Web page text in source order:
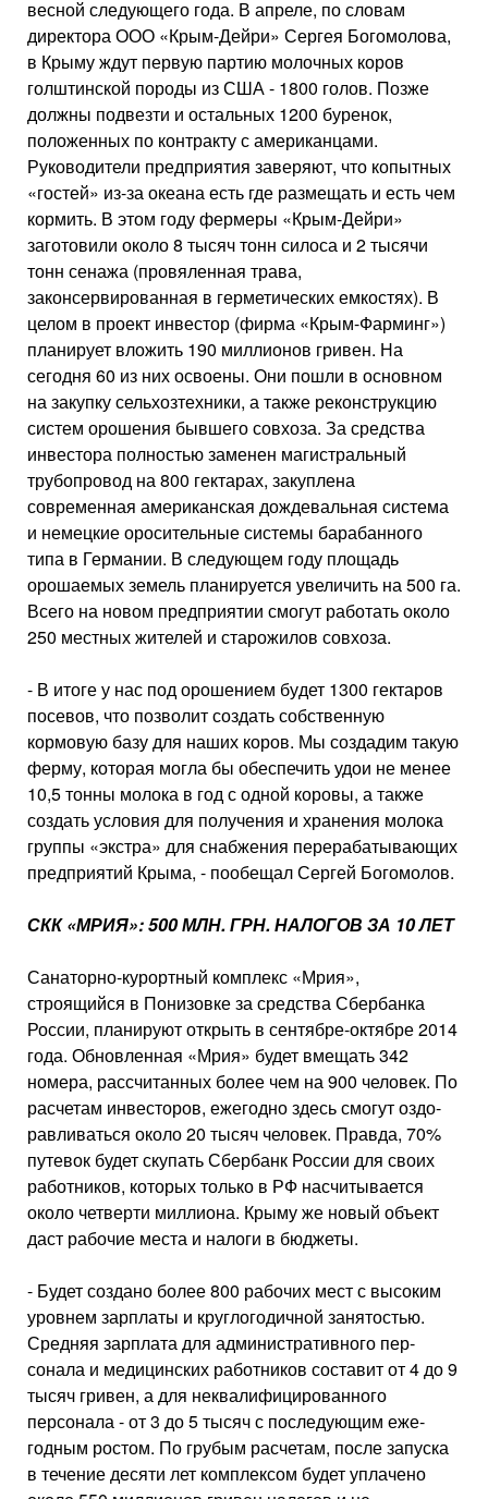
весной следующего года. В апреле, по словам
директора ООО «Крым-Дейри» Сергея Богомолова,
в Крыму ждут первую партию молоч­ных коров
голштинской породы из США - 1800 голов. Позже
должны подвезти и остальных 1200 буренок,
положенных по контракту с амери­канцами.
Руководители предприя­тия заверяют, что копытных
«гостей» из-за океана есть где размещать и есть чем
кормить. В этом году фер­меры «Крым-Дейри»
заготовили около 8 тысяч тонн силоса и 2 ты­сячи
тонн сенажа (провяленная тра­ва,
законсервированная в гермети­ческих емкостях). В
целом в проект инвестор (фирма «Крым-Фарминг»)
планирует вложить 190 миллионов гривен. На
сегодня 60 из них освое­ны. Они пошли в основном
на закуп­ку сельхозтехники, а также рекон­струкцию
систем орошения бывше­го совхоза. За средства
инвестора полностью заменен магистральный
трубопровод на 800 гектарах, заку­плена
современная американская дождевальная система
и немецкие оросительные системы барабанного
типа в Германии. В следующем году площадь
орошаемых земель плани­руется увеличить на 500 га.
Всего на новом предприятии смогут работать около
250 местных жителей и старо­жилов совхоза.
- В итоге у нас под орошением бу­дет 1300 гектаров
посевов, что позво­лит создать собственную
кормовую базу для наших коров. Мы создадим такую
ферму, которая могла бы обе­спечить удои не менее
10,5 тонны молока в год с одной коровы, а так­же
создать условия для получения и хранения молока
группы «экстра» для снабжения перерабатывающих
предприятий Крыма, - пообещал Сергей Богомолов.
СКК «МРИЯ»: 500 МЛН. ГРН. НАЛОГОВ ЗА 10 ЛЕТ
Санаторно-курортный комплекс «Мрия»,
строящийся в Понизовке за средства Сбербанка
России, плани­руют открыть в сентябре-октябре 2014
года. Обновленная «Мрия» будет вме­щать 342
номера, рассчитанных более чем на 900 человек. По
расчетам инве­сторов, ежегодно здесь смогут оздо-
равливаться около 20 тысяч человек. Правда, 70%
путевок будет скупать Сбербанк России для своих
работни­ков, которых только в РФ насчитыва­ется
около четверти миллиона. Крыму же новый объект
даст рабочие места и налоги в бюджеты.
- Будет создано более 800 рабочих мест с высоким
уровнем зарплаты и круглогодичной занятостью.
Средняя зарплата для административного пер­
сонала и медицинских работников со­ставит от 4 до 9
тысяч гривен, а для неквалифицированного
персонала - от 3 до 5 тысяч с последующим еже­
годным ростом. По грубым расчетам, после запуска
в течение десяти лет комплексом будет уплачено